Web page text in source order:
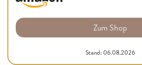
Zum Shop
Stand: 06.08.2026